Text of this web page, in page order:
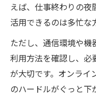
オンライン
結婚相談所
訣
新潟市東区から
結婚相談所
オンライン
えば、仕事終わりの
活用できるのは多忙な
ただし、通信環境や
利用方法を確認し、必
が大切です。オンライ
のハードルがぐっと下